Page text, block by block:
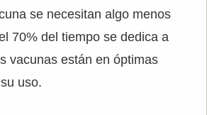
se necesitan algo menos
70% del tiempo se dedica a
vacunas están en óptimas
uso.